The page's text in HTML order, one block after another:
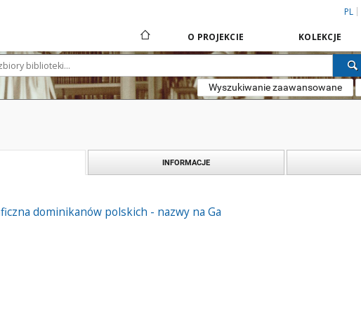
PL
O PROJEKCIE KOLEKCJE
Wyszukiwanie zaawansowane
INFORMACJE
dominikanów polskich - nazwy na Ga